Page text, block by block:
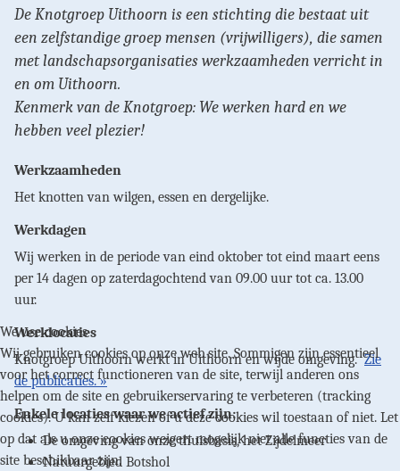
De Knotgroep Uithoorn is een stichting die bestaat uit
een zelfstandige groep mensen (vrijwilligers), die samen
met landschaps­organisaties werkzaamheden verricht in
en om Uithoorn.
Kenmerk van de Knotgroep: We werken hard en we
hebben veel plezier!
Werkzaamheden
Het knotten van wilgen, essen en dergelijke.
Werkdagen
Wij werken in de periode van eind oktober tot eind maart eens
per 14 dagen op zaterdagochtend van 09.00 uur tot ca. 13.00
uur.
Werklocaties
Knotgroep Uithoorn werkt in Uithoorn en wijde omgeving.Zie
de publicaties. »
Enkele locaties waar we actief zijn:
De omgeving van onze thuisbasis, het Zijdelmeer
Natuurgebied Botshol
We use cookies
Wij gebruiken cookies op onze web site. Sommigen zijn essentieel
voor het correct functioneren van de site, terwijl anderen ons
helpen om de site en gebruikerservaring te verbeteren (tracking
cookies). U kan zelf kiezen of u deze cookies wil toestaan of niet. Let
op dat als u onze cookies weigert mogelijk niet alle functies van de
site beschikbaar zijn.